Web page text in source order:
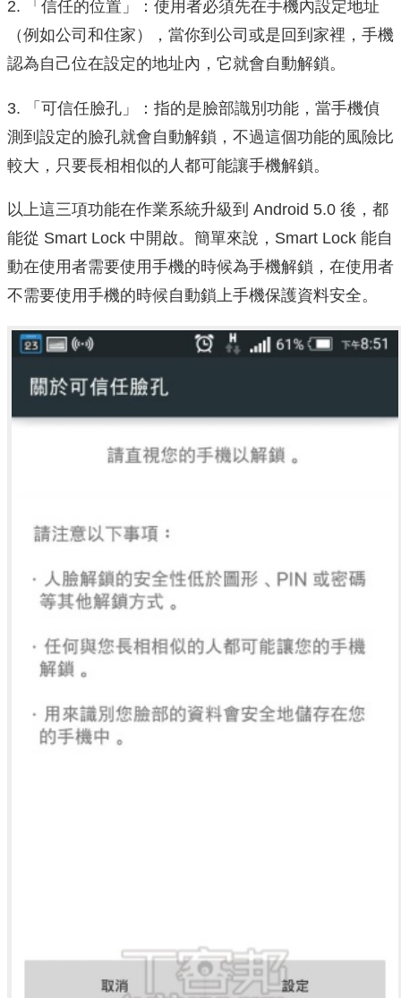
2. 「信任的位置」：使用者必須先在手機內設定地址
（例如公司和住家），當你到公司或是回到家裡，手機
認為自己位在設定的地址內，它就會自動解鎖。
3. 「可信任臉孔」：指的是臉部識別功能，當手機偵
測到設定的臉孔就會自動解鎖，不過這個功能的風險比
較大，只要長相相似的人都可能讓手機解鎖。
以上這三項功能在作業系統升級到 Android 5.0 後，都
能從 Smart Lock 中開啟。簡單來說，Smart Lock 能自
動在使用者需要使用手機的時候為手機解鎖，在使用者
不需要使用手機的時候自動鎖上手機保護資料安全。